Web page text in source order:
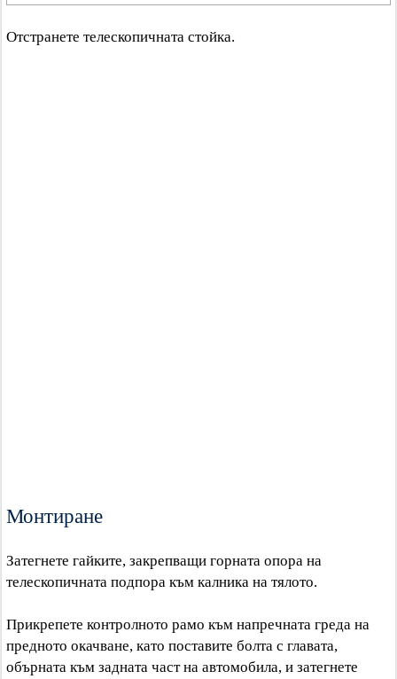
Отстранете телескопичната стойка.
Монтиране
Затегнете гайките, закрепващи горната опора на
телескопичната подпора към калника на тялото.
Прикрепете контролното рамо към напречната греда на
предното окачване, като поставите болта с главата,
обърната към задната част на автомобила, и затегнете